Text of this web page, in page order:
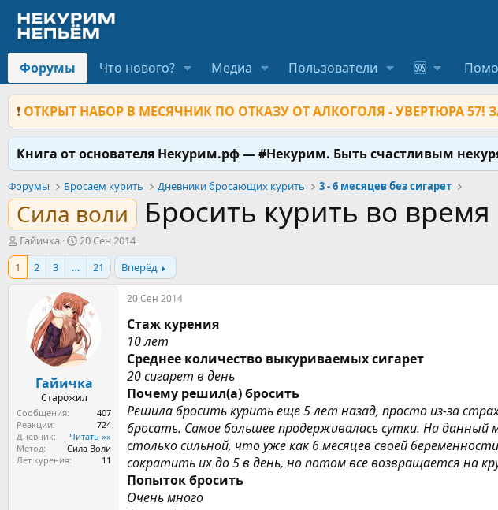
Форумы Что нового? Медиа Пользователи 🆘
❗ ОТКРЫТ НАБОР В МЕСЯЧНИК ПО ОТКАЗУ ОТ АЛКОГОЛЯ - УВЕРТЮРА
Книга от основателя Некурим.рф — #Некурим. Быть счастливым
Форумы Бросаем курить Дневники бросающих курить 3 - 6 месяцев без сигарет
Сила воли Бросить курить во
А
в
о
Гайичка
Д
а
т
а
н
а
ч
а
л
а
20 Сен 2014
1
2 3 … 21 Вперёд
Гайичка
Старожил
Сообщения
407
Реакции
724
Дневник
Читать »»
Метод
Сила Воли
Лет курения
11
20 Сен 2014
Стаж курения
10 лет
Среднее количество выкуриваемых сигарет
20 сигарет в день
Почему решил(а) бросить
Решила бросить курить еще 5 лет назад, просто из-за
бросать. Самое большее продерживалась сутки. На
столько сильной, что уже как 6 месяцев своей
сократить их до 5 в день, но потом все возвращается на
Попыток бросить
Очень много